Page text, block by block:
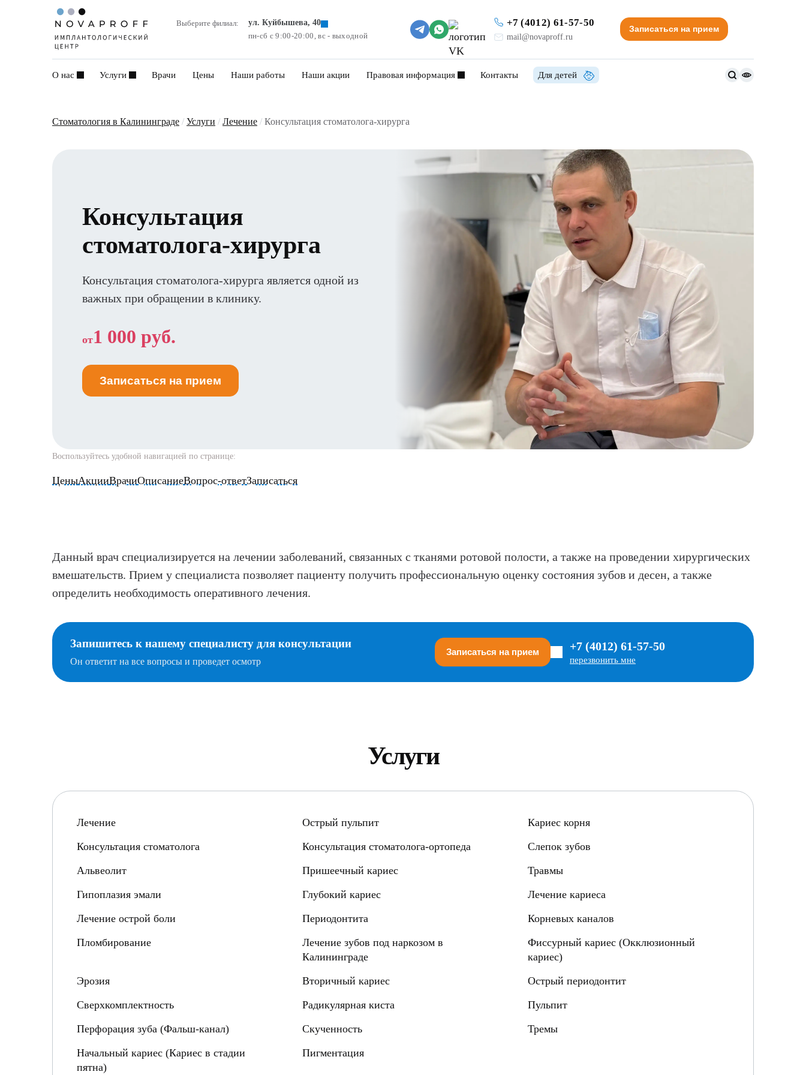
Выберите филиал:
ул. Куйбышева, 40
пн-сб с 9:00-20:00, вс - выходной
+7 (4012) 61-57-50
mail@novaproff.ru
Записаться на прием
О нас Услуги Врачи Цены Наши работы Наши акции Правовая информация Контакты Для детей
Стоматология в Калининграде / Услуги / Лечение / Консультация стоматолога-хирурга
Консультация
стоматолога-хирурга
Консультация стоматолога-хирурга является одной из
важных при обращении в клинику.
от1 000 руб.
Записаться на прием
Воспользуйтесь удобной навигацией по странице:
ЦеныАкцииВрачиОписаниеВопрос-ответЗаписаться
Данный врач специализируется на лечении заболеваний, связанных с тканями ротовой полости, а также на проведении хирургических
вмешательств. Прием у специалиста позволяет пациенту получить профессиональную оценку состояния зубов и десен, а также
определить необходимость оперативного лечения.
Запишитесь к нашему специалисту для консультации
Он ответит на все вопросы и проведет осмотр
Записаться на прием +7 (4012) 61-57-50
перезвонить мне
Услуги
Лечение Острый пульпит
Кариес корня
Консультация стоматолога
Консультация стоматолога-ортопеда
Слепок зубов
Альвеолит
Пришеечный кариес
Травмы
Гипоплазия эмали
Глубокий кариес
Лечение кариеса
Лечение острой боли
Периодонтита
Корневых каналов
Пломбирование
Лечение зубов под наркозом в
Калининграде
Фиссурный кариес (Окклюзионный
кариес)
Эрозия
Вторичный кариес
Острый периодонтит
Сверхкомплектность
Радикулярная киста
Пульпит
Перфорация зуба (Фальш-канал)
Скученность
Тремы
Начальный кариес (Кариес в стадии
пятна)
Пигментация